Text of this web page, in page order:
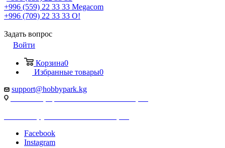
+996 (559) 22 33 33 Megacom
+996 (709) 22 33 33 O!
Задать вопрос
Войти
Корзина0
Избранные товары0
support@hobbypark.kg
Facebook
Instagram